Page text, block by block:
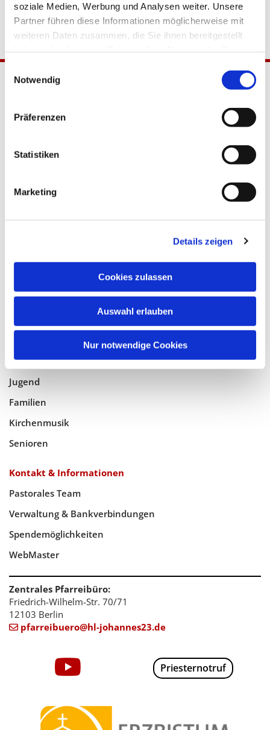
soziale Medien, Werbung und Analysen weiter. Unsere
Partner führen diese Informationen möglicherweise mit
weiteren Daten zusammen, die Sie ihnen bereitgestellt
Notwendig
Präferenzen
Statistiken
Marketing
Details zeigen
Cookies zulassen
Auswahl erlauben
Nur notwendige Cookies
Pfarrei Hl. Johannes XXIII.
Tempelhof-Buckow
Bistumswallfahrt
Taufe, Kommunion & Trauung
Pfarreileben
Jugend
Familien
Kirchenmusik
Senioren
Kontakt & Informationen
Pastorales Team
Verwaltung & Bankverbindungen
Spendemöglichkeiten
WebMaster
Zentrales Pfarreibüro:
Friedrich-Wilhelm-Str. 70/71
12103 Berlin
 pfarreibuero@hl-johannes23.de
Priesternotruf